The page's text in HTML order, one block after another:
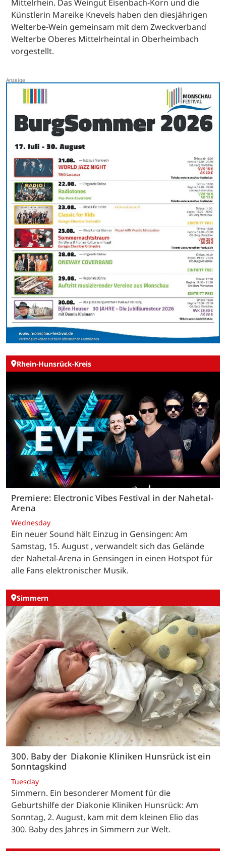
Mittelrhein. Das Weingut Eisenbach-Korn und die
Künstlerin Mareike Knevels haben den diesjährigen
Welterbe-Wein gemeinsam mit dem Zweckverband
Welterbe Oberes Mittelrheintal in Oberheimbach
vorgestellt.
Rhein-Hunsrück-Kreis
Premiere: Electronic Vibes Festival in der Nahetal-
Arena
Wednesday
Ein neuer Sound hält Einzug in Gensingen: Am
Samstag, 15. August , verwandelt sich das Gelände
der Nahetal-Arena in Gensingen in einen Hotspot für
alle Fans elektronischer Musik.
Simmern
300. Baby der Diakonie Kliniken Hunsrück ist ein
Sonntagskind
Tuesday
Simmern. Ein besonderer Moment für die
Geburtshilfe der Diakonie Kliniken Hunsrück: Am
Sonntag, 2. August, kam mit dem kleinen Elio das
300. Baby des Jahres in Simmern zur Welt.